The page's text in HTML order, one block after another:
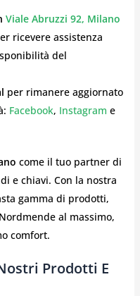
Viale Abruzzi 92, Milano
ricevere assistenza
del
per rimanere aggiornato
Facebook, Instagram e
come il tuo partner di
e chiavi. Con la nostra
gamma di prodotti,
al massimo,
comfort.
Prodotti E